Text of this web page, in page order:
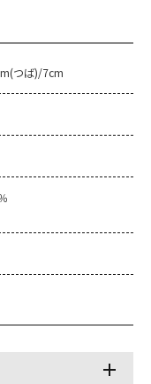
つば)/7cm